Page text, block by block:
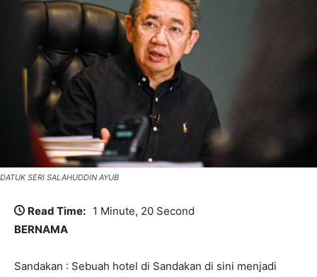
DATUK SERI SALAHUDDIN AYUB
Read Time: 1 Minute, 20 Second
BERNAMA
Sandakan : Sebuah hotel di Sandakan di sini menjadi